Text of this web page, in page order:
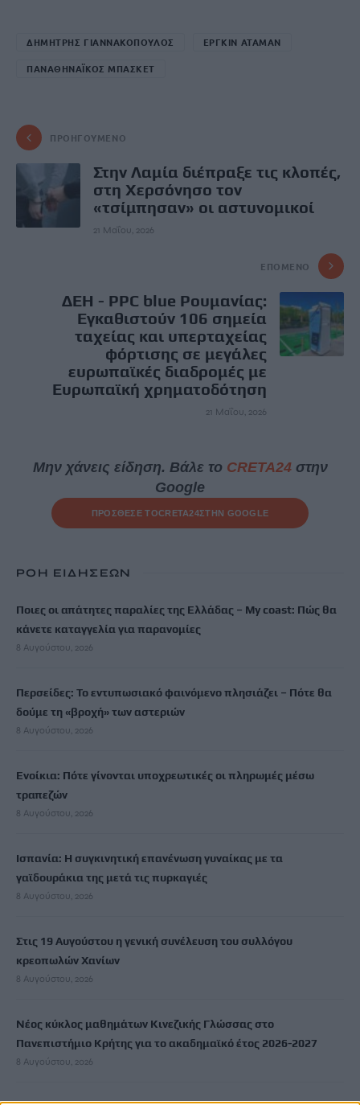
ΔΗΜΗΤΡΗΣ ΓΙΑΝΝΑΚΟΠΟΥΛΟΣ ΕΡΓΚΙΝ ΑΤΑΜΑΝ
ΠΑΝΑΘΗΝΑΪΚΟΣ ΜΠΑΣΚΕΤ
ΠΡΟΗΓΟΎΜΕΝΟ
Στην Λαμία διέπραξε τις κλοπές,
στη Χερσόνησο τον
«τσίμπησαν» οι αστυνομικοί
21 Μαΐου, 2026
ΕΠΌΜΕΝΟ
ΔΕΗ - PPC blue Ρουμανίας:
Εγκαθιστούν 106 σημεία
ταχείας και υπερταχείας
φόρτισης σε μεγάλες
ευρωπαϊκές διαδρομές με
Ευρωπαϊκή χρηματοδότηση
21 Μαΐου, 2026
Μην χάνεις είδηση. Βάλε το CRETA24στην
Google
ΠΡΟΣΘΕΣΕ ΤΟCRETA24ΣΤΗΝ GOOGLE
ΡΟΗ ΕΙΔΗΣΕΩΝ
Ποιες οι απάτητες παραλίες της Ελλάδας – My coast: Πώς θα
κάνετε καταγγελία για παρανομίες
8 Αυγούστου, 2026
Περσείδες: Το εντυπωσιακό φαινόμενο πλησιάζει – Πότε θα
δούμε τη «βροχή» των αστεριών
8 Αυγούστου, 2026
Ενοίκια: Πότε γίνονται υποχρεωτικές οι πληρωμές μέσω
τραπεζών
8 Αυγούστου, 2026
Ισπανία: Η συγκινητική επανένωση γυναίκας με τα
γαϊδουράκια της μετά τις πυρκαγιές
8 Αυγούστου, 2026
Στις 19 Αυγούστου η γενική συνέλευση του συλλόγου
κρεοπωλών Χανίων
8 Αυγούστου, 2026
Νέος κύκλος μαθημάτων Κινεζικής Γλώσσας στο
Πανεπιστήμιο Κρήτης για το ακαδημαϊκό έτος 2026-2027
8 Αυγούστου, 2026